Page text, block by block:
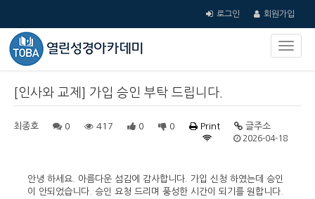
로그인 회원가입
[인사와 교제] 가입 승인 부탁 드립니다.
최종호 0 417 0 0 Print 글주소
2026-04-18
안녕 하세요. 아름다운 섬김에 감사합니다. 가입 신청 하였는데 승인
이 안되었습니다. 승인 요청 드리며 풍성한 시간이 되기를 원합니다.